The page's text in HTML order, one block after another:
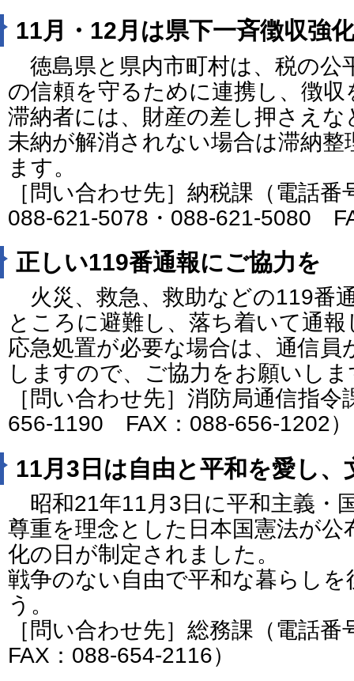
11月・12月は県下一斉徴収強
徳島県と県内市町村は、税の公
の信頼を守るために連携し、徴
滞納者には、財産の差し押さえ
未納が解消されない場合は滞納
ます。
［問い合わせ先］納税課（電話
088-621-5078・088-621-5080
正しい119番通報にご協力を
火災、救急、救助などの119番
ところに避難し、落ち着いて通
応急処置が必要な場合は、通信員
しますので、ご協力をお願いしま
［問い合わせ先］消防局通信指
656-1190 FAX：088-656-1202）
11月3日は自由と平和を愛し
昭和21年11月3日に平和主義・
尊重を理念とした日本国憲法が
化の日が制定されました。
戦争のない自由で平和な暮らし
う。
［問い合わせ先］総務課（電話
FAX：088-654-2116）